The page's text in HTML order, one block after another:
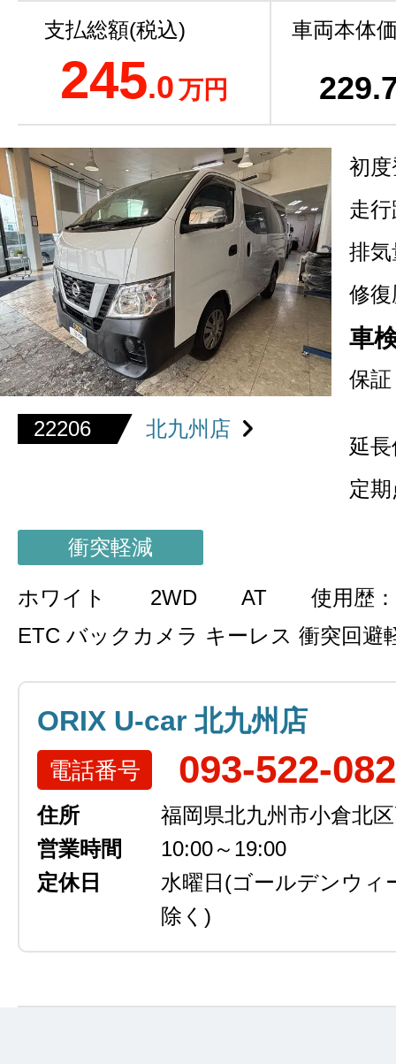
支払総額(税込)
245.0万円
車両本体
229
22206 北九州店
初
走
排気
修復
車
保証
延
定
衝突軽減
ホワイト 2WD AT
使用歴
ETC バックカメラ キーレス 衝突回避
ORIX U-car 北九州店
電話番号 093-522-
住所
福岡県北九州市小倉北
営業時間
10:00～19:00
定休日
水曜日 (ゴールデンウィ
除く)